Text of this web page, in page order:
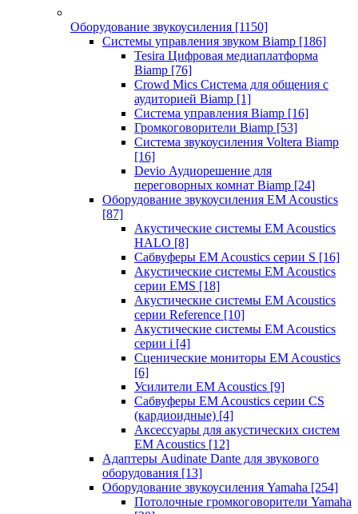
Оборудование звукоусиления [1150]
Системы управления звуком Biamp [186]
Tesira Цифровая медиаплатформа
Biamp [76]
Crowd Mics Система для общения с
аудиторией Biamp [1]
Система управления Biamp [16]
Громкоговорители Biamp [53]
Система звукоусиления Voltera Biamp
[16]
Devio Аудиорешение для
переговорных комнат Biamp [24]
Оборудование звукоусиления EM Acoustics
[87]
Акустические системы EM Acoustics
HALO [8]
Сабвуферы EM Acoustics серии S [16]
Акустические системы EM Acoustics
серии EMS [18]
Акустические системы EM Acoustics
серии Reference [10]
Акустические системы EM Acoustics
серии i [4]
Сценические мониторы EM Acoustics
[6]
Усилители EM Acoustics [9]
Сабвуферы EM Acoustics серии CS
(кардиоидные) [4]
Аксессуары для акустических систем
EM Acoustics [12]
Адаптеры Audinate Dante для звукового
оборудования [13]
Оборудование звукоусиления Yamaha [254]
Потолочные громкоговорители Yamaha